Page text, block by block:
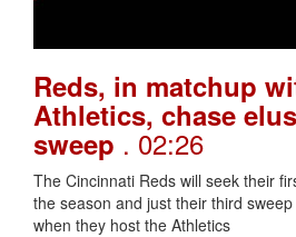
Reds, in matchup
Athletics, chase
sweep . 02:26
The Cincinnati Reds will seek their
the season and just their third
when they host the Athletics